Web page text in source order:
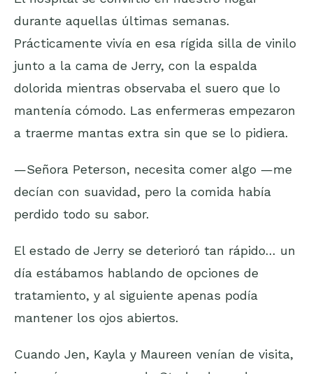
durante aquellas últimas semanas.
Prácticamente vivía en esa rígida silla de vinilo
junto a la cama de Jerry, con la espalda
dolorida mientras observaba el suero que lo
mantenía cómodo. Las enfermeras empezaron
a traerme mantas extra sin que se lo pidiera.
—Señora Peterson, necesita comer algo —me
decían con suavidad, pero la comida había
perdido todo su sabor.
El estado de Jerry se deterioró tan rápido… un
día estábamos hablando de opciones de
tratamiento, y al siguiente apenas podía
mantener los ojos abiertos.
Cuando Jen, Kayla y Maureen venían de visita,